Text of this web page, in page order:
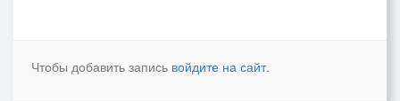
Чтобы добавить запись войдите на сайт.